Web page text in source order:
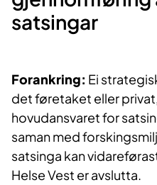
satsingar
Forankring: Ei
det føretaket eller
hovudansvaret for
saman med
satsinga kan
Helse Vest er avslutta.